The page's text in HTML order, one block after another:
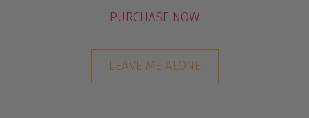
PURCHASE NOW
LEAVE ME ALONE